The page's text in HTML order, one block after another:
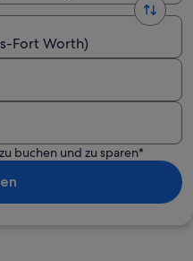
Fort Worth)
buchen und zu sparen*